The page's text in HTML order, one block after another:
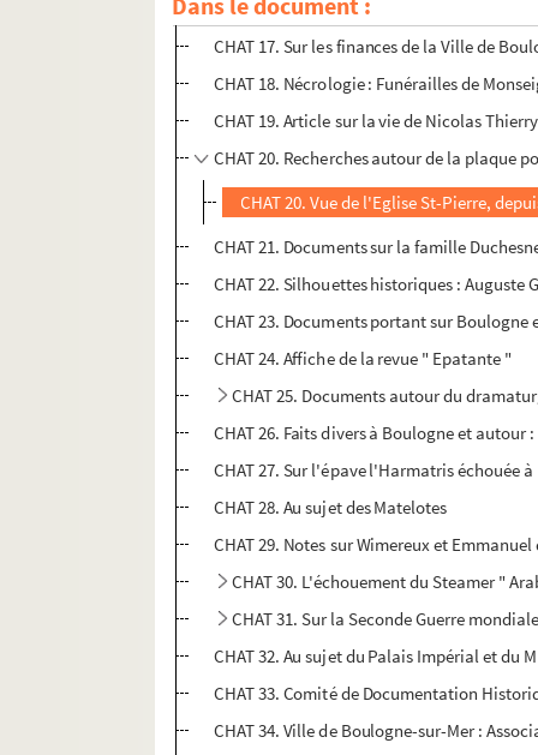
CHAT 16. Election départementale pour le
CHAT 17. Sur les finances de la Ville de
CHAT 18. Nécrologie : Funérailles de
CHAT 19. Article sur la vie de Nicolas
CHAT 20. Recherches autour de la plaque
CHAT 20. Vue de l'Eglise St-Pierre,
CHAT 21. Documents sur la famille
CHAT 22. Silhouettes historiques : Auguste
CHAT 23. Documents portant sur
CHAT 24. Affiche de la revue " Epatante "
CHAT 25. Documents autour du
CHAT 26. Faits divers à Boulogne et autour
CHAT 27. Sur l'épave l'Harmatris échouée
CHAT 28. Au sujet des Matelotes
CHAT 29. Notes sur Wimereux et Emmanuel
CHAT 30. L'échouement du Steamer "
CHAT 31. Sur la Seconde Guerre
CHAT 32. Au sujet du Palais Impérial et du
CHAT 33. Comité de Documentation
CHAT 34. Ville de Boulogne-sur-Mer :